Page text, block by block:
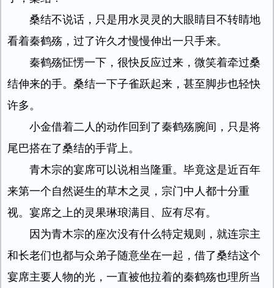
桑结不说话，只是用水灵灵的大眼睛目不转睛地
看着秦鹤殇，过了许久才慢慢伸出一只手来。
秦鹤殇怔愣一下，很快反应过来，微笑着牵过桑
结伸来的手。桑结一下子雀跃起来，甚至脚步也轻快
许多。
小金借着二人的动作回到了秦鹤殇腕间，只是将
尾巴搭在了桑结的手背上。
青木宗的宴席可以说相当隆重。毕竟这是近百年
来第一个自然诞生的草木之灵，宗门中人都十分重
视。宴席之上的灵果琳琅满目、应有尽有。
因为青木宗的座次没有什么特定规则，就连宗主
和长老们也都与众弟子随意坐在一起，借了桑结这个
宴席主要人物的光，一直被他拉着的秦鹤殇也理所当